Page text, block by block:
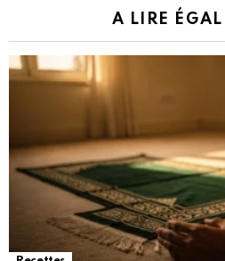
A LIRE